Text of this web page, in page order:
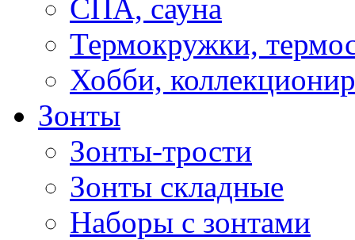
СПА, сауна
Термокружки,
Хобби,
Зонты
Зонты-трости
Зонты складные
Наборы с зонтами